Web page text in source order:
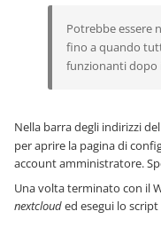
Potrebbe essere
fino a quando
funzionanti dopo
Nella barra degli indirizzi
per aprire la pagina di
account amministratore.
Una volta terminato con il
nextclouded esegui lo